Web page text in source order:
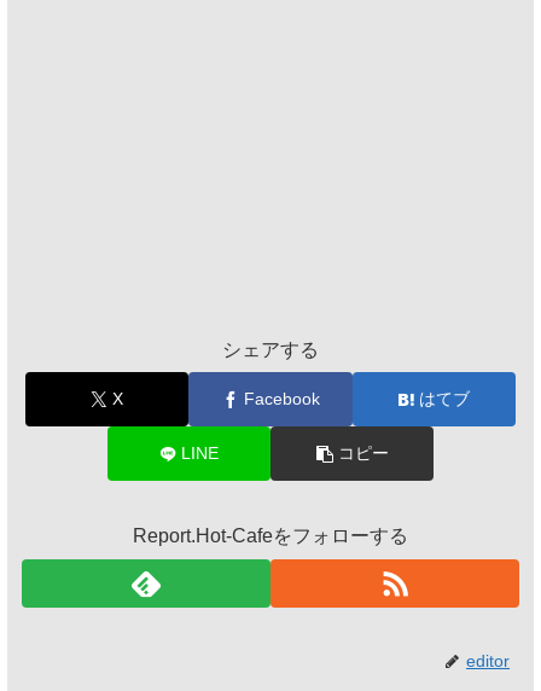
シェアする
X Facebook はてブ
LINE コピー
Report.Hot-Cafeをフォローする
editor